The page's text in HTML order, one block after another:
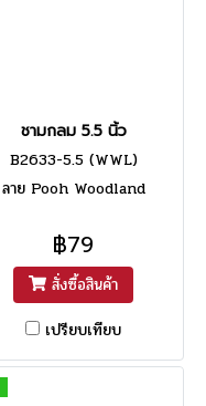
ชามกลม 5.5 นิ้ว
B2633-5.5 (WWL)
ลาย Pooh Woodland
฿79
สั่งซื้อสินค้า
เปรียบเทียบ